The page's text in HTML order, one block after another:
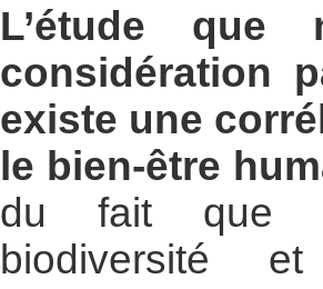
L’étude que
considération
existe une
le bien-être
du fait que
biodiversité